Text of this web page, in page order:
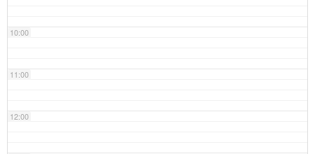
10:00
11:00
12:00